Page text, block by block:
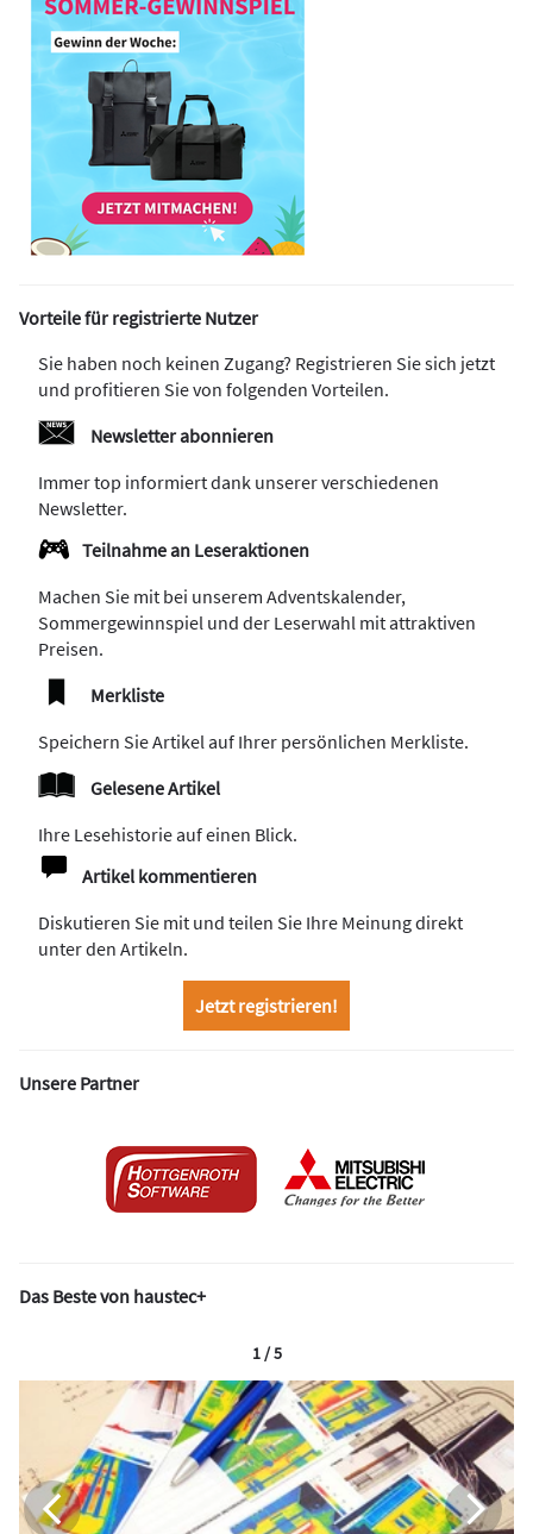
Vorteile für registrierte Nutzer
Sie haben noch keinen Zugang? Registrieren Sie sich jetzt
und profitieren Sie von folgenden Vorteilen.
Newsletter abonnieren
Immer top informiert dank unserer verschiedenen
Newsletter.
Teilnahme an Leseraktionen
Machen Sie mit bei unserem Adventskalender,
Sommergewinnspiel und der Leserwahl mit attraktiven
Preisen.
Merkliste
Speichern Sie Artikel auf Ihrer persönlichen Merkliste.
Gelesene Artikel
Ihre Lesehistorie auf einen Blick.
Artikel kommentieren
Diskutieren Sie mit und teilen Sie Ihre Meinung direkt
unter den Artikeln.
Jetzt registrieren!
Unsere Partner
Das Beste von haustec+
1 / 5